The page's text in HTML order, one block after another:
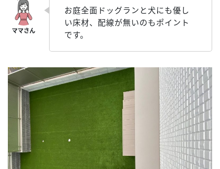
お庭全面ドッグランと犬にも優し
い床材、配線が無いのもポイント
です。